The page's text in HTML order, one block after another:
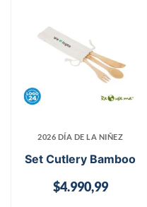
2026 DÍA DE LA NIÑEZ
Set Cutlery Bamboo
$4.990,99